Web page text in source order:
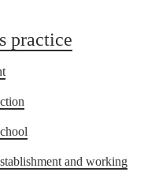
practice
and working